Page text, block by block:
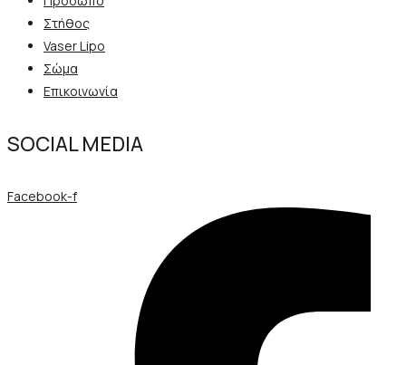
Στήθος
Vaser Lipo
Σώμα
Επικοινωνία
SOCIAL MEDIA
Facebook-f